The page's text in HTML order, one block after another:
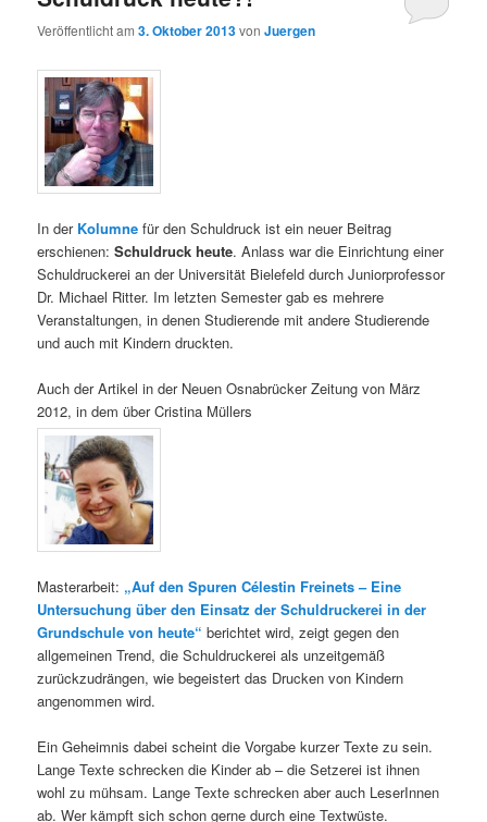
Veröffentlicht am3. Oktober 2013vonJuergen
In der Kolumne für den Schuldruck ist ein neuer Beitrag
erschienen:Schuldruck heute. Anlass war die Einrichtung einer
Schuldruckerei an der Universität Bielefeld durch Juniorprofessor
Dr. Michael Ritter. Im letzten Semester gab es mehrere
Veranstaltungen, in denen Studierende mit andere Studierende
und auch mit Kindern druckten.
Auch der Artikel in der Neuen Osnabrücker Zeitung von März
2012, in dem über Cristina Müllers
Masterarbeit: „Auf den Spuren Célestin Freinets – Eine
Untersuchung über den Einsatz der Schuldruckerei in der
Grundschule von heute“ berichtet wird, zeigt gegen den
allgemeinen Trend, die Schuldruckerei als unzeitgemäß
zurückzudrängen, wie begeistert das Drucken von Kindern
angenommen wird.
Ein Geheimnis dabei scheint die Vorgabe kurzer Texte zu sein.
Lange Texte schrecken die Kinder ab – die Setzerei ist ihnen
wohl zu mühsam. Lange Texte schrecken aber auch LeserInnen
ab. Wer kämpft sich schon gerne durch eine Textwüste.